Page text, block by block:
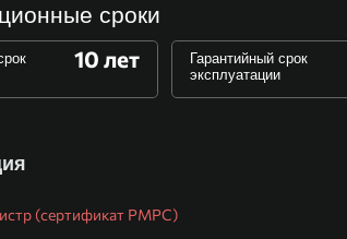
сроки
10 лет
Гарантийный срок
эксплуатации
(сертификат РМРС)